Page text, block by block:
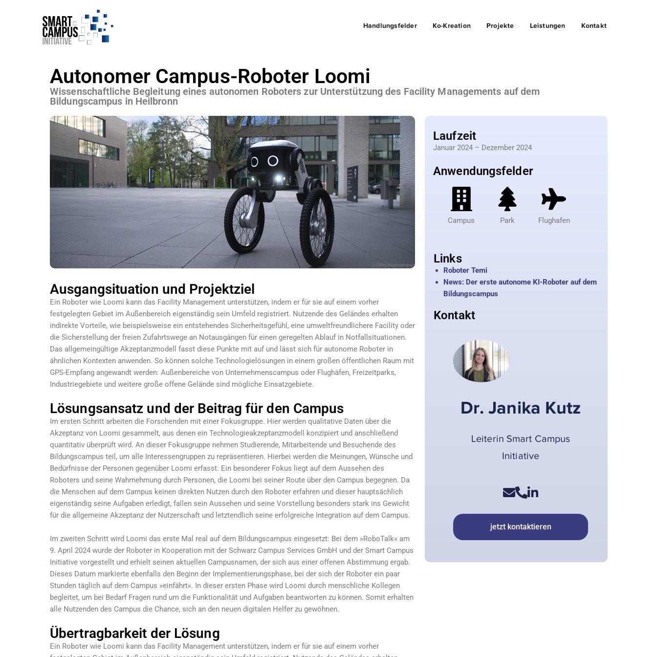
Handlungsfelder Ko-Kreation Projekte Leistungen Kontakt
Autonomer Campus-Roboter Loomi
Wissenschaftliche Begleitung eines autonomen Roboters zur Unterstützung des Facility Managements auf dem
Bildungscampus in Heilbronn
(c) Bildungscampus
Ausgangsituation und Projektziel
Ein Roboter wie Loomi kann das Facility Management unterstützen, indem er für sie auf einem vorher
festgelegten Gebiet im Außenbereich eigenständig sein Umfeld registriert. Nutzende des Geländes erhalten
indirekte Vorteile, wie beispielsweise ein entstehendes Sicherheitsgefühl, eine umweltfreundlichere Facility oder
die Sicherstellung der freien Zufahrtswege an Notausgängen für einen geregelten Ablauf in Notfallsituationen.
Das allgemeingültige Akzeptanzmodell fasst diese Punkte mit auf und lässt sich für autonome Roboter in
ähnlichen Kontexten anwenden. So können solche Technologielösungen in einem großen öffentlichen Raum mit
GPS-Empfang angewandt werden: Außenbereiche von Unternehmenscampus oder Flughäfen, Freizeitparks,
Industriegebiete und weitere große offene Gelände sind mögliche Einsatzgebiete.
Lösungsansatz und der Beitrag für den Campus
Im ersten Schritt arbeiten die Forschenden mit einer Fokusgruppe. Hier werden qualitative Daten über die
Akzeptanz von Loomi gesammelt, aus denen ein Technologieakzeptanzmodell konzipiert und anschließend
quantitativ überprüft wird. An dieser Fokusgruppe nehmen Studierende, Mitarbeitende und Besuchende des
Bildungscampus teil, um alle Interessengruppen zu repräsentieren. Hierbei werden die Meinungen, Wünsche und
Bedürfnisse der Personen gegenüber Loomi erfasst. Ein besonderer Fokus liegt auf dem Aussehen des
Roboters und seine Wahrnehmung durch Personen, die Loomi bei seiner Route über den Campus begegnen. Da
die Menschen auf dem Campus keinen direkten Nutzen durch den Roboter erfahren und dieser hauptsächlich
eigenständig seine Aufgaben erledigt, fallen sein Aussehen und seine Vorstellung besonders stark ins Gewicht
für die allgemeine Akzeptanz der Nutzerschaft und letztendlich seine erfolgreiche Integration auf dem Campus.
Im zweiten Schritt wird Loomi das erste Mal real auf dem Bildungscampus eingesetzt: Bei dem »RoboTalk« am
9. April 2024 wurde der Roboter in Kooperation mit der Schwarz Campus Services GmbH und der Smart Campus
Initiative vorgestellt und erhielt seinen aktuellen Campusnamen, der sich aus einer offenen Abstimmung ergab.
Dieses Datum markierte ebenfalls den Beginn der Implementierungsphase, bei der sich der Roboter ein paar
Stunden täglich auf dem Campus »einfährt«. In dieser ersten Phase wird Loomi durch menschliche Kollegen
begleitet, um bei Bedarf Fragen rund um die Funktionalität und Aufgaben beantworten zu können. Somit erhalten
alle Nutzenden des Campus die Chance, sich an den neuen digitalen Helfer zu gewöhnen.
Übertragbarkeit der Lösung
Ein Roboter wie Loomi kann das Facility Management unterstützen, indem er für sie auf einem vorher
Laufzeit
Januar 2024 – Dezember 2024
Anwendungsfelder
Campus Park Flughafen
Links
Roboter Temi
News: Der erste autonome KI-Roboter auf dem
Bildungscampus
Kontakt
Dr. Janika Kutz
Leiterin Smart Campus
Initiative
jetzt kontaktieren